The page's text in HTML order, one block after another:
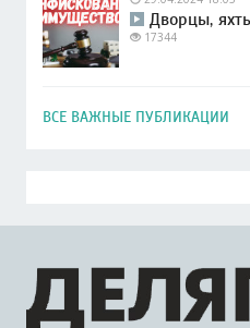
Дворцы,
17344
ВСЕ ВАЖНЫЕ ПУБЛИКАЦИИ